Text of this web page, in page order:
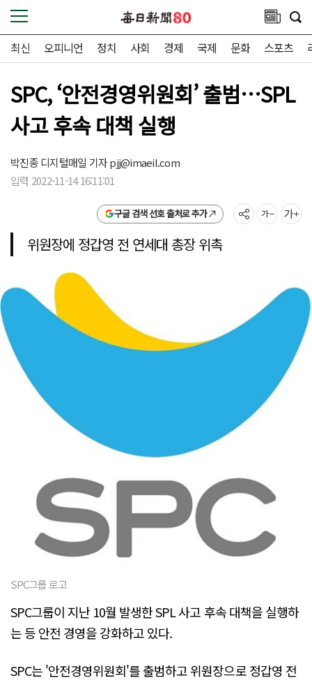
최신 오피니언 정치 사회 경제 국제 문화 스포츠
SPC, ‘안전경영위원회’ 출범…SPL
사고 후속 대책 실행
박진종 디지털매일 기자pjj@imaeil.com
입력 2022-11-14 16:11:01
구글 검색 선호 출처로 추가
위원장에 정갑영 전 연세대 총장 위촉
SPC그룹 로고
SPC그룹이 지난 10월 발생한 SPL 사고 후속 대책을 실행하
는 등 안전 경영을 강화하고 있다.
SPC는 '안전경영위원회'를 출범하고 위원장으로 정갑영 전